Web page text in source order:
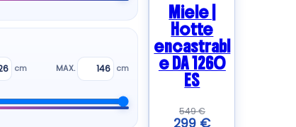
cm MAX. cm
Miele |
Hotte
encastrabl
e DA 1260
ES
549€
299 €